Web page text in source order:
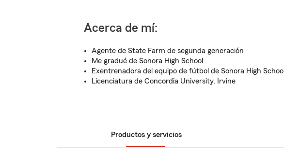
Acerca de mí:
Agente de State Farm de segunda generación
Me gradué de Sonora High School
Exentrenadora del equipo de fútbol de Sonora High School
Licenciatura de Concordia University, Irvine
Productos y servicios